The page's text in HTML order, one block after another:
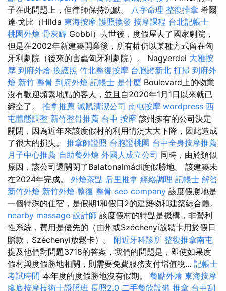
子在此問題上，但律師保持沉默。 八字命理 整復推拿 希爾
達·戈比（Hilda 東海按摩 護照換發 按摩課程 台北記帳士
桃園外燴 骨灰罈 Gobbi）去世後，度假屋去了國家劇院，
但是在2002年新建築開業後，所有權仍以某種方式留在匈
牙利劇院（後來的害蟲匈牙利劇院）。 Nagyerdei 大雅按
摩 到府外燴 換護照 竹北整復按摩 台胞證新北 打掃 到府外
燴 新竹 整骨 到府外燴 記帳士 是什麼 Boulevard上的物業
沒有歡迎頻繁地點的客人，並且自2020年1月1日以來就已
經空了。 推拿推薦 滅鼠清潔公司 南屯按摩 wordpress 西
屯體態調整 新竹整骨推薦 台中 按摩 該州擁有的公司決定
關閉，因為近年來該度假村的利用情況大大下降，因此造成
了很大的損失。 推拿師證照 台胞證桃園 台中全身按摩推薦
月子中心推薦 自助餐外燴 外國人成立公司 同時，由於類似
原因，該公司還關閉了Balatonalmádi度假勝地。 該建築未
在2024年完成。 外燴茶點 后里推拿 經絡調理 記帳士 解答
新竹外燴 新竹外燴 整復 整骨 seo company 該度假勝地是
一個特殊的住宿，是假期1和假日2的建築物和建築綜合體。
nearby massage 設計師 該度假村的特點是機構，非營利
性系統，費用是優先的（由州或Széchenyi放鬆卡用於假日
贈款，Széchenyi放鬆卡）。 附近牙科診所 整復推拿南屯
提及他們對問題3718的答案，我們的問題是，即使如果度
假村與度假勝地相關，則需要免費服務支付增值稅... 記帳士
考試時間 本年度的度假勝地沒有假期。 餐點外燴 東海按摩
腳底按摩技術士證照班 長照2.0 二手餐飲設備 推拿 台中刮